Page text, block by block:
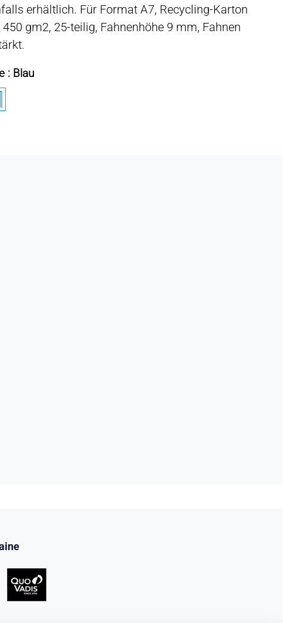
erhältlich. Für Format A7, Recycling-Karton
450 gm2, 25-teilig, Fahnenhöhe 9 mm, Fahnen
: Blau